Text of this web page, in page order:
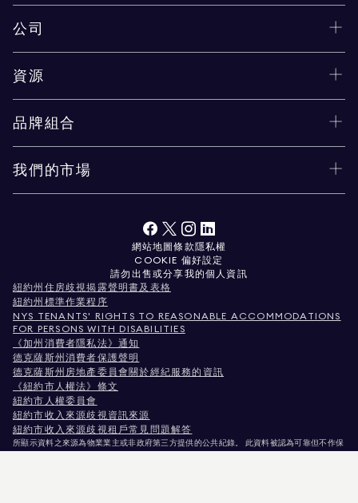
公司
資源
品牌組合
我們的市場
網站地圖條款 隱私權
COOKIE 偏好設定
請勿出售或分享我的個人資訊
紐約州住房歧視揭露聲明書及表格
紐約州標準作業程序
NYS TENANTS' RIGHTS TO REASONABLE ACCOMMODATIONS
FOR PERSONS WITH DISABILITIES
《加州消費者隱私法》通知
德克薩斯州消費者保護聲明
德克薩斯州房地產委員會關於經紀服務的資訊
《紐約市人權法》條文
紐約市人權委員會
紐約市收入來源歧視資訊來源
紐約市收入來源歧視租戶常見問題解答
所顯示資料之來源為物業業主或非政府第三方提供的公共紀錄。 此資料被認為可靠但不作保